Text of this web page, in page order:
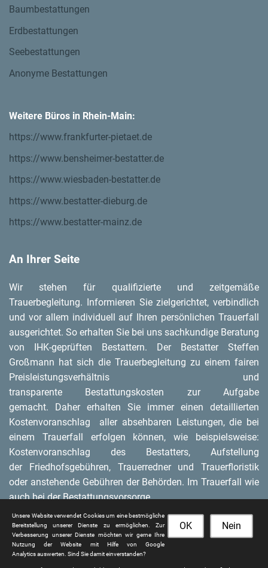
Baumbestattungen
Erdbestattungen
Seebestattungen
Anonyme Bestattungen
Weitere Büros in Rhein-Main:
https://www.frankfurter-pietaet.de
https://www.bensheimer-bestatter.de
https://www.wiesbaden-bestatter.de
https://www.bestatter-dieburg.de
https://www.bestatter-mainz.de
An Ihrer Seite
Wir stehen für qualifizierte und zeitgemäße
Trauerbegleitung. Informieren Sie zielgerichtet, verbindlich
und vor allem individuell auf Ihren persönlichen Trauerfall
ausgerichtet. So erhalten Sie bei uns sachkundige Beratung
von IHK-geprüften Bestattern. Der Bestatter Steffen
Großmann hat sich die Trauerbegleitung zu einem fairen
Preisleistungsverhältnis und
transparente Bestattungskosten zur Aufgabe
gemacht. Daher erhalten Sie immer einen detaillierten
Kostenvoranschlag aller absehbaren Leistungen, die bei
einem Trauerfall erfolgen können, wie beispielsweise:
Kostenvoranschlag des Bestatters, Aufstellung
der Friedhofsgebühren, Trauerredner und Trauerfloristik
oder anstehende Gebühren der Behörden. Im Trauerfall wie
auch bei der Bestattungsvorsorge.
Nein
OK
Unsere Website verwendet Cookies um eine bestmögliche
Bereitstellung unserer Dienste zu ermöglichen. Zur
Verbesserung unserer Dienste möchten wir gerne Ihre
Nutzung der Website mit Hilfe von Google
Analytics auswerten. Sind Sie damit einverstanden?